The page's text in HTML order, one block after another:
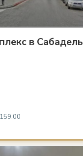
в Сабадель
159.00